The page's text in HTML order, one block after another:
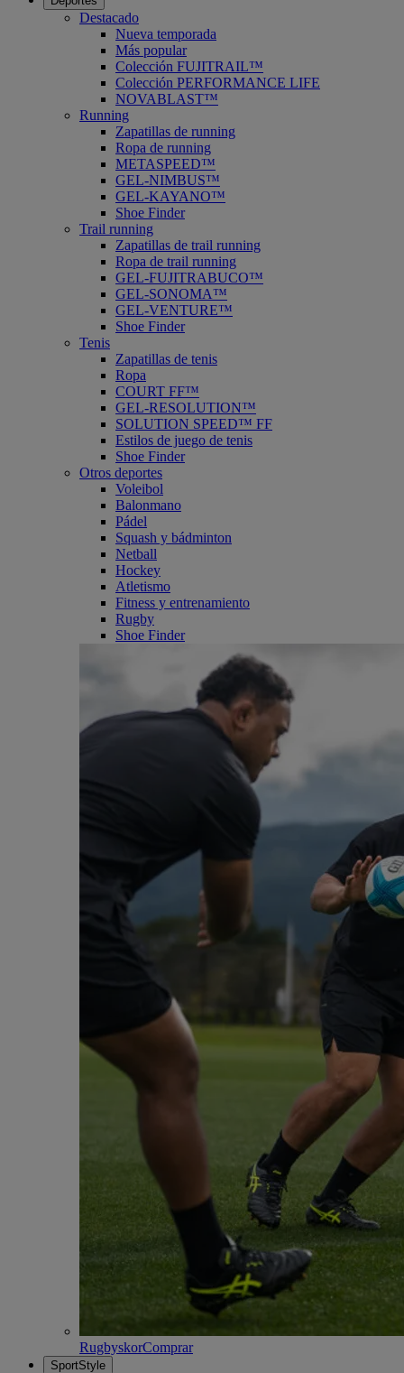
Destacado
Nueva temporada
Más popular
Colección FUJITRAIL™
Colección PERFORMANCE LIFE
NOVABLAST™
Running
Zapatillas de running
Ropa de running
METASPEED™
GEL-NIMBUS™
GEL-KAYANO™
Shoe Finder
Trail running
Zapatillas de trail running
Ropa de trail running
GEL-FUJITRABUCO™
GEL-SONOMA™
GEL-VENTURE™
Shoe Finder
Tenis
Zapatillas de tenis
Ropa
COURT FF™
GEL-RESOLUTION™
SOLUTION SPEED™ FF
Estilos de juego de tenis
Shoe Finder
Otros deportes
Voleibol
Balonmano
Pádel
Squash y bádminton
Netball
Hockey
Atletismo
Fitness y entrenamiento
Rugby
Shoe Finder
RugbyskorComprar
SportStyle